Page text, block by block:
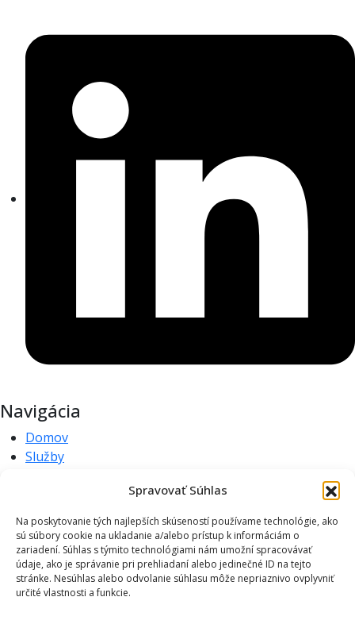
Spravovať Súhlas
Na poskytovanie tých najlepších skúseností používame technológie, ako
sú súbory cookie na ukladanie a/alebo prístup k informáciám o
zariadení. Súhlas s týmito technológiami nám umožní spracovávať
údaje, ako je správanie pri prehliadaní alebo jedinečné ID na tejto
stránke. Nesúhlas alebo odvolanie súhlasu môže nepriaznivo ovplyvniť
určité vlastnosti a funkcie.
Navigácia
Domov
Služby
Kontakt
Ochrana osobných údajov
Zásady používania súborov cookie
Naše služby